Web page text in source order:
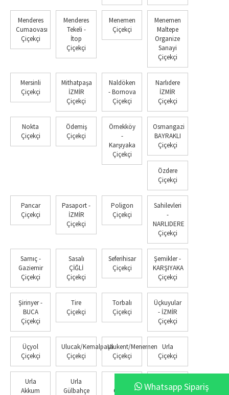
Menderes
Cumaovası
Çiçekçi
Menderes
Tekeli -
İtop
Çiçekçi
Menemen
Çiçekçi
Menemen
Maltepe
Organize
Sanayi
Çiçekçi
Mersinli
Çiçekçi
Mithatpaşa
İZMİR
Çiçekçi
Naldöken
- Bornova
Çiçekçi
Narlıdere
İZMİR
Çiçekçi
Nokta
Çiçekçi
Ödemiş
Çiçekçi
Örnekköy
-
Karşıyaka
Çiçekçi
Osmangazi
BAYRAKLI
Çiçekçi
Özdere
Çiçekçi
Pancar
Çiçekçi
Pasaport -
İZMİR
Çiçekçi
Poligon
Çiçekçi
Sahilevleri
-
NARLIDERE
Çiçekçi
Sarnıç -
Gaziemir
Çiçekçi
Sasalı
ÇİĞLİ
Çiçekçi
Seferihisar
Çiçekçi
Şemikler -
KARŞIYAKA
Çiçekçi
Şirinyer -
BUCA
Çiçekçi
Tire
Çiçekçi
Torbalı
Çiçekçi
Üçkuyular
- İZMİR
Çiçekçi
Üçyol
Çiçekçi
Ulucak/Kemalpaşa
Çiçekçi
Ulukent/Menemen
Çiçekçi
Urla
Çiçekçi
Urla
Akkum
Urla
Gülbahçe
Özbek
BORNOVA
Whatsapp Sipariş